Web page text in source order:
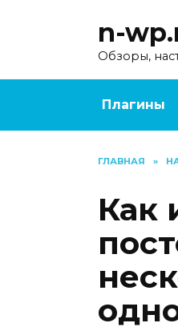
n-
Обзоры,
Плагины
ГЛАВНАЯ »
Как